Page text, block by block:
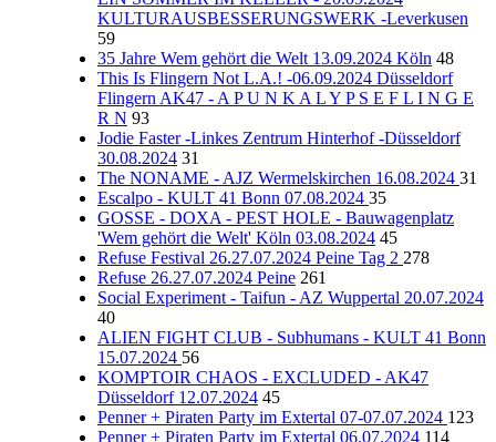
KULTURAUSBESSERUNGSWERK -Leverkusen
59
35 Jahre Wem gehört die Welt 13.09.2024 Köln 48
This Is Flingern Not L.A.! -06.09.2024 Düsseldorf
Flingern AK47 - A P U N K A L Y P S E F L I N G E
R N 93
Jodie Faster -Linkes Zentrum Hinterhof -Düsseldorf
30.08.2024 31
The NONAME - AJZ Wermelskirchen 16.08.2024 31
Escalpo - KULT 41 Bonn 07.08.2024 35
GOSSE - DOXA - PEST HOLE - Bauwagenplatz
'Wem gehört die Welt' Köln 03.08.2024 45
Refuse Festival 26.27.07.2024 Peine Tag 2 278
Refuse 26.27.07.2024 Peine 261
Social Experiment - Taifun - AZ Wuppertal 20.07.2024
40
ALIEN FIGHT CLUB - Subhumans - KULT 41 Bonn
15.07.2024 56
KOMPTOIR CHAOS - EXCLUDED - AK47
Düsseldorf 12.07.2024 45
Penner + Piraten Party im Extertal 07-07.07.2024 123
Penner + Piraten Party im Extertal 06.07.2024 114